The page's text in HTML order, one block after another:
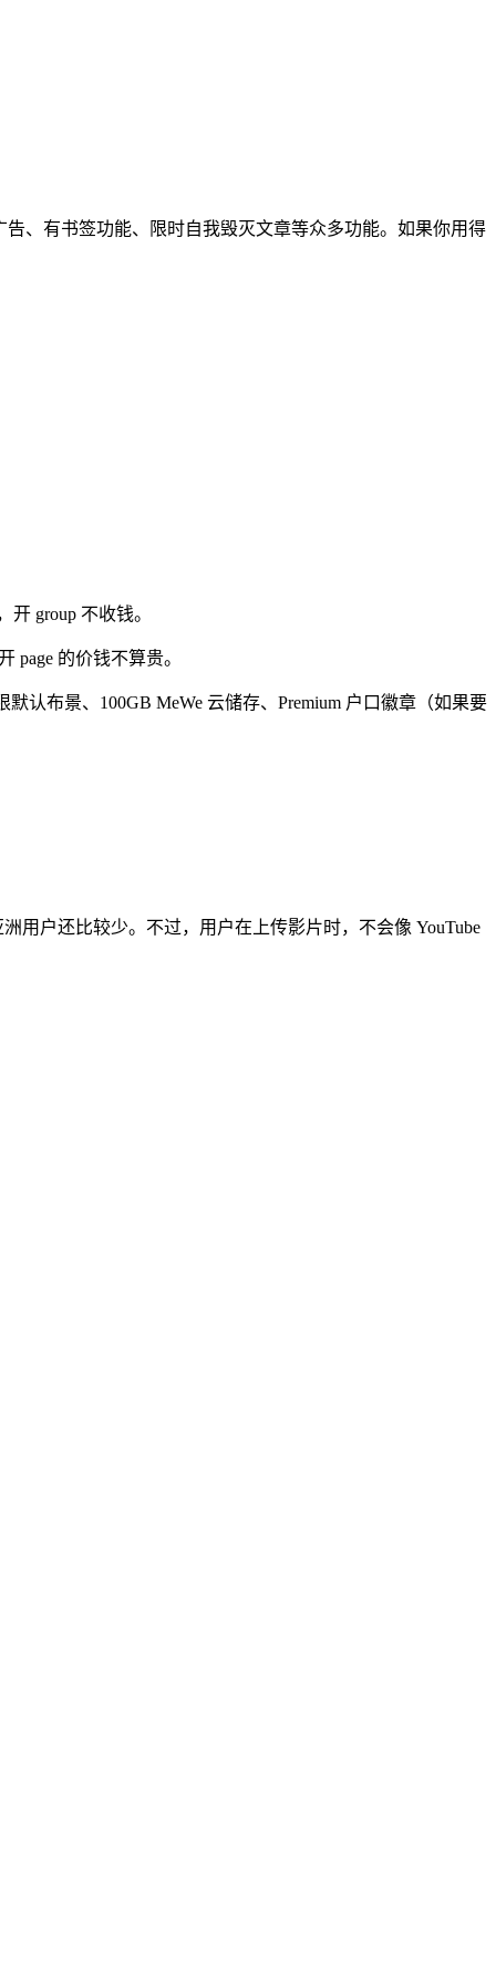
告、有书签功能、限时自我毁灭文章等众多功能。如果你用得
group 不收钱。
page 的价钱不算贵。
认布景、100GB MeWe 云储存、Premium 户口徽章（如果要
用户还比较少。不过，用户在上传影片时，不会像 YouTube